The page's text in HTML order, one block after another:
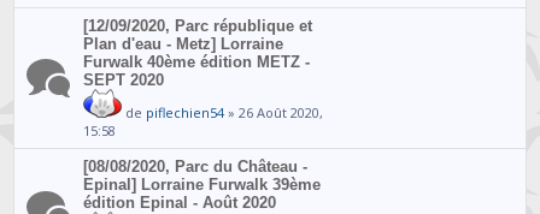
[12/09/2020, Parc république et
Plan d'eau - Metz] Lorraine
Furwalk 40ème édition METZ -
SEPT 2020
de piflechien54» 26 Août 2020,
15:58
[08/08/2020, Parc du Château -
Epinal] Lorraine Furwalk 39ème
édition Epinal - Août 2020